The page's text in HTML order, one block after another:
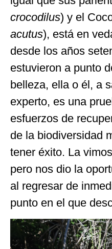
crocodilus) y el
acutus), está en
desde los años
estuvieron a punto
belleza, ella o él, a
experto, es una
esfuerzos de
de la biodiversidad
tener éxito. La
pero nos dio la
al regresar de
punto en el que